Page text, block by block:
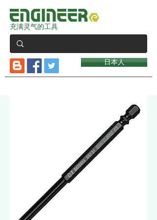
充满灵气的工具
日本人